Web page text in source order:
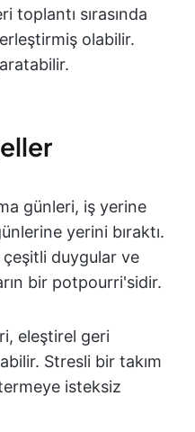
toplantı sırasında
olabilir.
günleri, iş yerine
yerini bıraktı.
duygular ve
bir potpourri'sidir.
eleştirel geri
Stresli bir takım
isteksiz